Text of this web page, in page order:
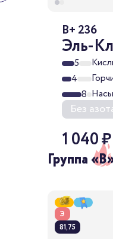
B+ 236
Эль-
5
4
8
Без
1 040 ₽
Группа
Э
81,75